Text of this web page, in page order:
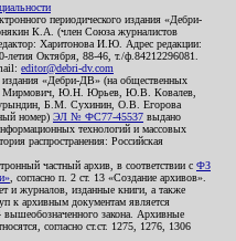
периодического издания «Дебри-
К.А. (член Союза журналистов
Харитонова И.Ю. Адрес редакции:
летия Октября, 88-46, т./ф.84212296081.
editor@debri-dv.com
издания «Дебри-ДВ» (на общественных
Мирмович, Ю.Н. Юрьев, Ю.В. Ковалев,
Б.М. Сухинин, О.В. Егорова
номер) ЭЛ № ФС77-45537 выдано
технологий и массовых
распространения: Российская
частный архив, в соответствии с ФЗ
, согласно п. 2 ст. 13 «Создание архивов».
и журналов, изданные книги, а также
к архивным документам является
закона. Архивные
согласно ст.ст. 1275, 1276, 1306